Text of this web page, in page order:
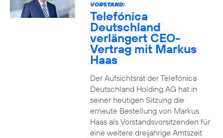
VORSTAND:
Telefónica
Deutschland
verlängert CEO-
Vertrag mit Markus
Haas
Der Aufsichtsrat der Telefónica
Deutschland Holding AG hat in
seiner heutigen Sitzung die
erneute Bestellung von Markus
Haas als Vorstandsvorsitzenden für
eine weitere dreijährige Amtszeit